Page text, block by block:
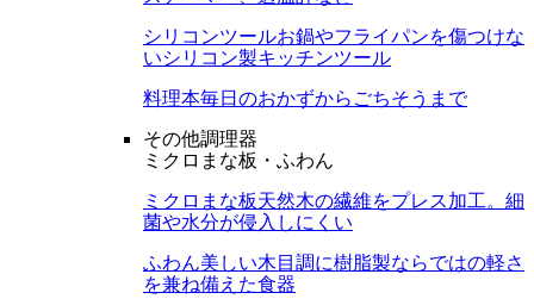
シリコンツールお鍋やフライパンを傷つけな
いシリコン製キッチンツール
料理本毎日のおかずからごちそうまで
その他調理器
ミクロまな板・ふわん
ミクロまな板天然木の繊維をプレス加工。細
菌や水分が侵入しにくい
ふわん美しい木目調に樹脂製ならではの軽さ
を兼ね備えた食器